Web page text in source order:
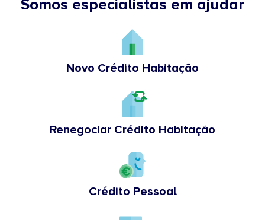
Somos especialistas em ajudar
Novo Crédito Habitação
Renegociar Crédito Habitação
Crédito Pessoal